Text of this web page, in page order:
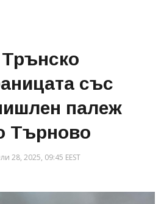
със
палеж
Търново
28, 2025, 09:45 EEST